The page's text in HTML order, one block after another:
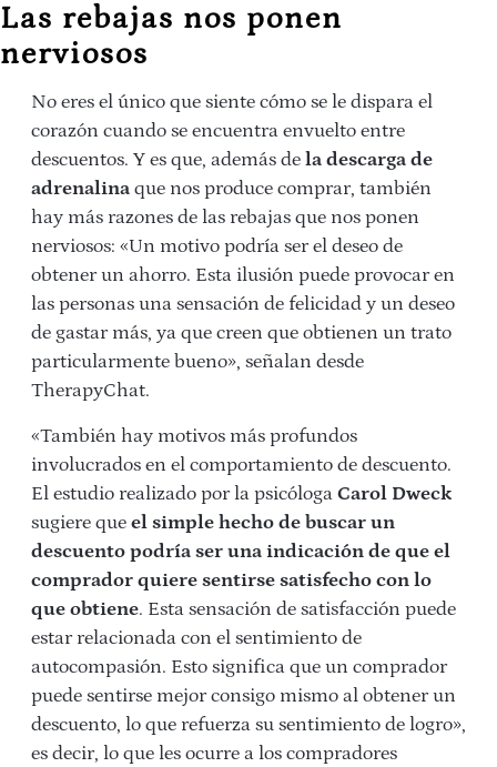
Las rebajas nos ponen
nerviosos
No eres el único que siente cómo se le dispara el
corazón cuando se encuentra envuelto entre
descuentos. Y es que, además de la descarga de
adrenalina que nos produce comprar, también
hay más razones de las rebajas que nos ponen
nerviosos: «Un motivo podría ser el deseo de
obtener un ahorro. Esta ilusión puede provocar en
las personas una sensación de felicidad y un deseo
de gastar más, ya que creen que obtienen un trato
particularmente bueno», señalan desde
TherapyChat.
«También hay motivos más profundos
involucrados en el comportamiento de descuento.
El estudio realizado por la psicóloga Carol Dweck
sugiere que el simple hecho de buscar un
descuento podría ser una indicación de que el
comprador quiere sentirse satisfecho con lo
que obtiene. Esta sensación de satisfacción puede
estar relacionada con el sentimiento de
autocompasión. Esto significa que un comprador
puede sentirse mejor consigo mismo al obtener un
descuento, lo que refuerza su sentimiento de logro»,
es decir, lo que les ocurre a los compradores